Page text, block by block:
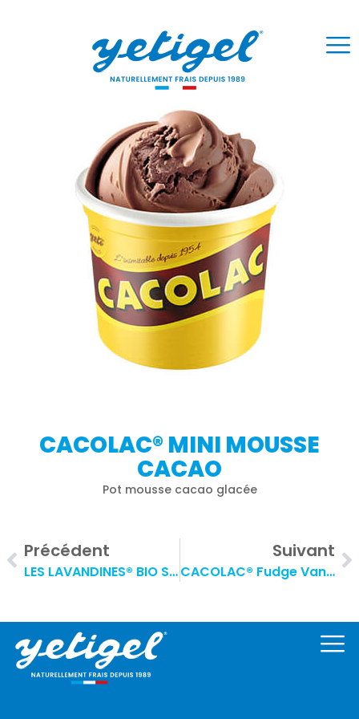
CACOLAC® MINI MOUSSE
CACAO
Pot mousse cacao glacée
Précédent
LES LAVANDINES® BIO Sorbet Fraise
Suivant
CACOLAC® Fudge Vanille